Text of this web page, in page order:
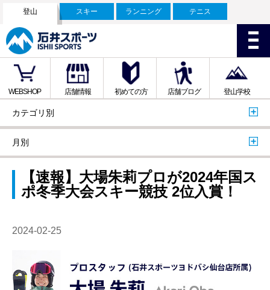
登山 スキー ランニング テニス
WEBSHOP 店舗情報 初めての方 店舗ブログ 登山学校
カテゴリ別
月別
【速報】大場朱莉プロが2024年国ス
ポ冬季大会スキー競技 2位入賞！
2024-02-25